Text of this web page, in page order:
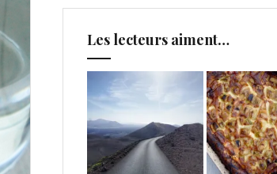
Les lecteurs aiment…